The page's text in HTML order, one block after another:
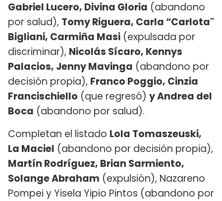
Gabriel Lucero, Divina Gloria (abandono
por salud), Tomy Riguera, Carla “Carlota"
Bigliani, Carmiña Masi (expulsada por
discriminar), Nicolás Sícaro, Kennys
Palacios, Jenny Mavinga (abandono por
decisión propia), Franco Poggio, Cinzia
Francischiello (que regresó) y Andrea del
Boca (abandono por salud).
Completan el listado Lola Tomaszeuski,
La Maciel (abandono por decisión propia),
Martín Rodríguez, Brian Sarmiento,
Solange Abraham (expulsión), Nazareno
Pompei y Yisela Yipio Pintos (abandono por